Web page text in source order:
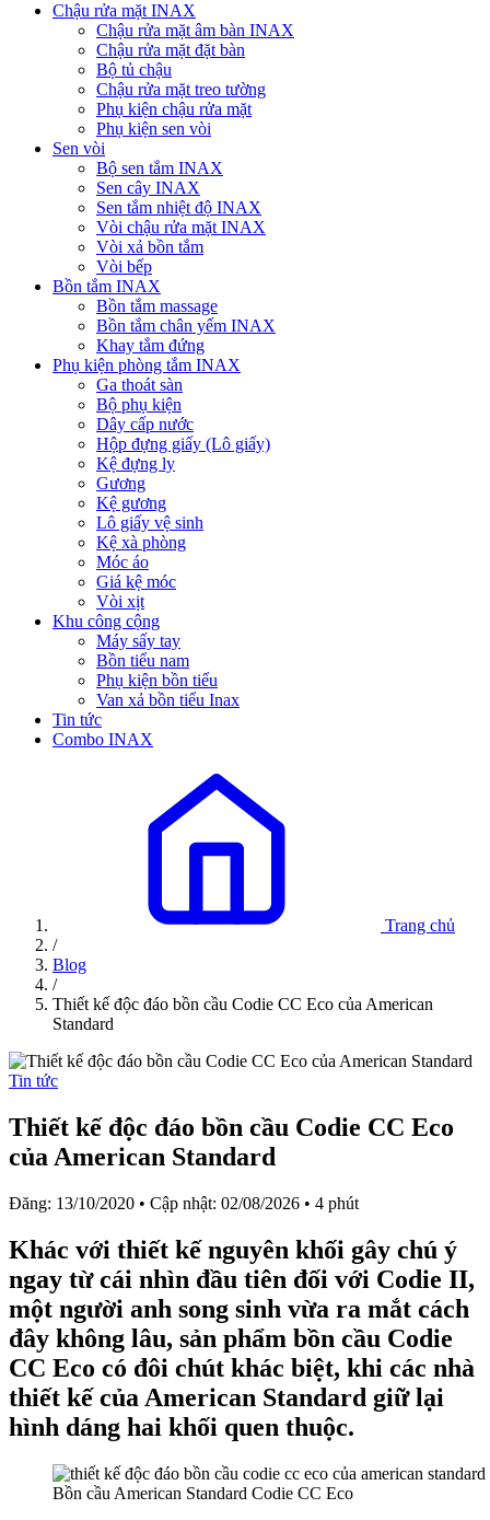
Chậu rửa mặt INAX
Chậu rửa mặt âm bàn INAX
Chậu rửa mặt đặt bàn
Bộ tủ chậu
Chậu rửa mặt treo tường
Phụ kiện chậu rửa mặt
Phụ kiện sen vòi
Sen vòi
Bộ sen tắm INAX
Sen cây INAX
Sen tắm nhiệt độ INAX
Vòi chậu rửa mặt INAX
Vòi xả bồn tắm
Vòi bếp
Bồn tắm INAX
Bồn tắm massage
Bồn tắm chân yếm INAX
Khay tắm đứng
Phụ kiện phòng tắm INAX
Ga thoát sàn
Bộ phụ kiện
Dây cấp nước
Hộp đựng giấy (Lô giấy)
Kệ đựng ly
Gương
Kệ gương
Lô giấy vệ sinh
Kệ xà phòng
Móc áo
Giá kệ móc
Vòi xịt
Khu công cộng
Máy sấy tay
Bồn tiểu nam
Phụ kiện bồn tiểu
Van xả bồn tiểu Inax
Tin tức
Combo INAX
Trang chủ
/
Blog
/
Thiết kế độc đáo bồn cầu Codie CC Eco của American
Standard
Tin tức
Thiết kế độc đáo bồn cầu Codie CC Eco
của American Standard
Đăng: 13/10/2020 • Cập nhật: 02/08/2026 • 4 phút
Khác với thiết kế nguyên khối gây chú ý
ngay từ cái nhìn đầu tiên đối với Codie II,
một người anh song sinh vừa ra mắt cách
đây không lâu, sản phẩm bồn cầu Codie
CC Eco có đôi chút khác biệt, khi các nhà
thiết kế của American Standard giữ lại
hình dáng hai khối quen thuộc.
Bồn cầu American Standard Codie CC Eco